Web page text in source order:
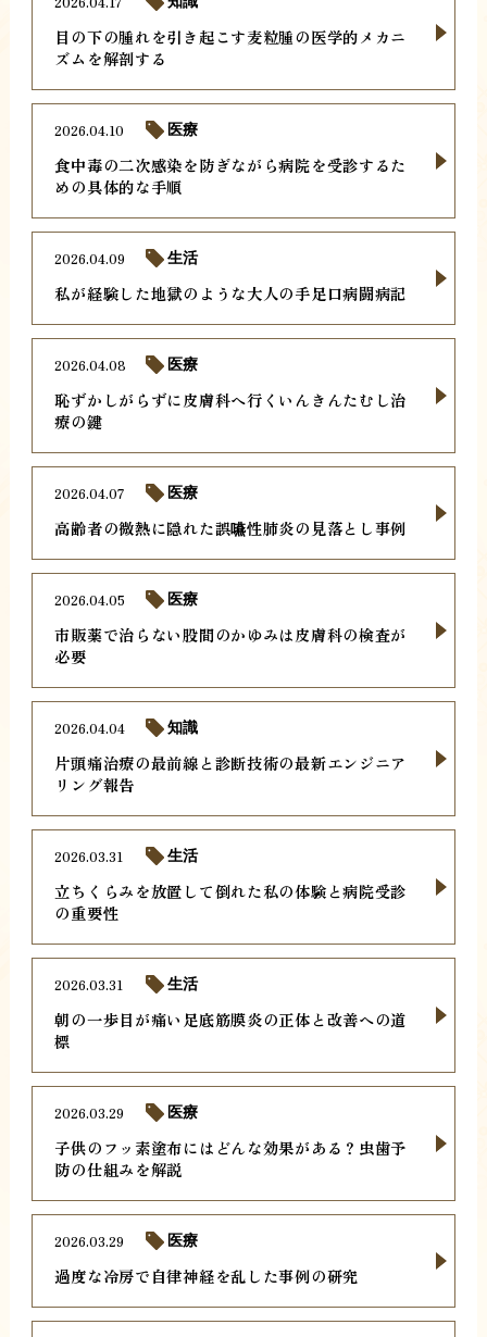
目の下の腫れを引き起こす麦粒腫の医学的メカニ
ズムを解剖する
食中毒の二次感染を防ぎながら病院を受診するた
めの具体的な手順
2026.04.10 医療
私が経験した地獄のような大人の手足口病闘病記
2026.04.09 生活
恥ずかしがらずに皮膚科へ行くいんきんたむし治
療の鍵
2026.04.08 医療
高齢者の微熱に隠れた誤嚥性肺炎の見落とし事例
2026.04.07 医療
市販薬で治らない股間のかゆみは皮膚科の検査が
必要
2026.04.05 医療
片頭痛治療の最前線と診断技術の最新エンジニア
リング報告
2026.04.04 知識
立ちくらみを放置して倒れた私の体験と病院受診
の重要性
2026.03.31 生活
朝の一歩目が痛い足底筋膜炎の正体と改善への道
標
2026.03.31 生活
子供のフッ素塗布にはどんな効果がある？虫歯予
防の仕組みを解説
2026.03.29 医療
過度な冷房で自律神経を乱した事例の研究
2026.03.29 医療